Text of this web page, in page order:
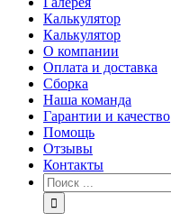
Калькулятор
Калькулятор
О компании
Оплата и доставка
Сборка
Наша команда
Гарантии и качество
Помощь
Отзывы
Контакты